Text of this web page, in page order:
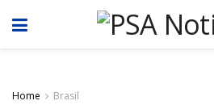
Home Brasil